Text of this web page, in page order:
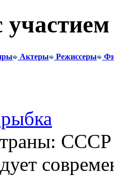
Актеры Режиссеры
СССР